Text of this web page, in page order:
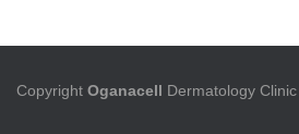
Copyright Oganacell Dermatology Clinic